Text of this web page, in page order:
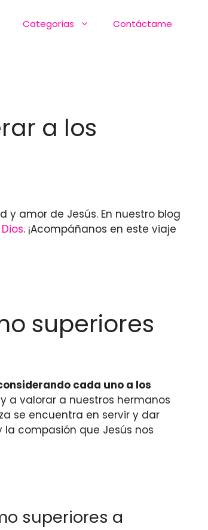
Categorías Contáctame
a los
y amor de Jesús. En nuestro blog
Dios. ¡Acompáñanos en este viaje
superiores
cada uno a los
a valorar a nuestros hermanos
se encuentra en servir y dar
compasión que Jesús nos
superiores a